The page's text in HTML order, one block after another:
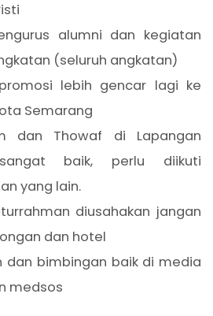
alumni dan kegiatan
(seluruh angkatan)
lebih gencar lagi ke
Semarang
dan Thowaf di Lapangan
baik, perlu diikuti
yang lain.
diusahakan jangan
dan hotel
dan bimbingan baik di media
medsos